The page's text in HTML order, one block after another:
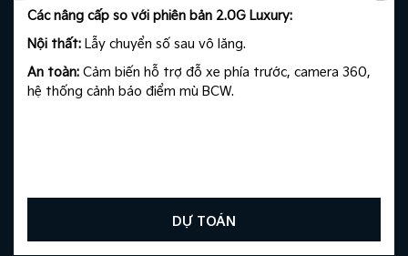
Các nâng cấp so với phiên bản 2.0G Luxury:​ ​
Nội thất: Lẫy chuyển số sau vô lăng.​ ​
An toàn: Cảm biến hỗ trợ đỗ xe phía trước, camera 360,
hệ thống cảnh báo điểm mù BCW.
DỰ TOÁN